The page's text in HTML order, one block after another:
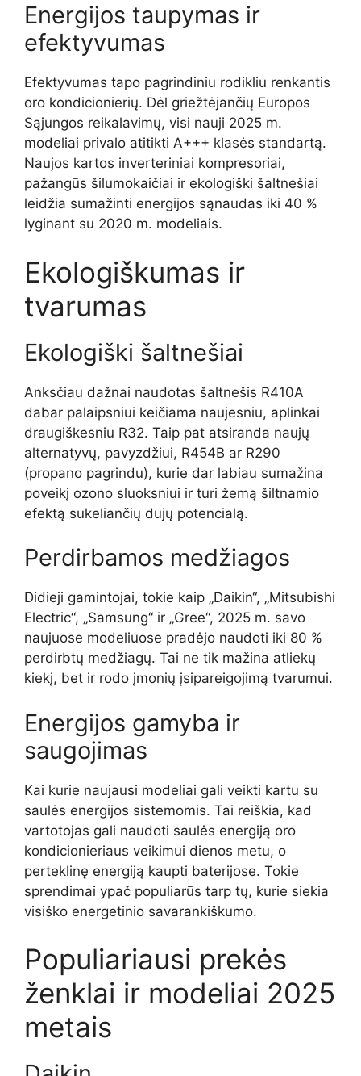
Energijos taupymas ir
efektyvumas
Efektyvumas tapo pagrindiniu rodikliu renkantis
oro kondicionierių. Dėl griežtėjančių Europos
Sąjungos reikalavimų, visi nauji 2025 m.
modeliai privalo atitikti A+++ klasės standartą.
Naujos kartos inverteriniai kompresoriai,
pažangūs šilumokaičiai ir ekologiški šaltnešiai
leidžia sumažinti energijos sąnaudas iki 40 %
lyginant su 2020 m. modeliais.
Ekologiškumas ir
tvarumas
Ekologiški šaltnešiai
Anksčiau dažnai naudotas šaltnešis R410A
dabar palaipsniui keičiama naujesniu, aplinkai
draugiškesniu R32. Taip pat atsiranda naujų
alternatyvų, pavyzdžiui, R454B ar R290
(propano pagrindu), kurie dar labiau sumažina
poveikį ozono sluoksniui ir turi žemą šiltnamio
efektą sukeliančių dujų potencialą.
Perdirbamos medžiagos
Didieji gamintojai, tokie kaip „Daikin“, „Mitsubishi
Electric“, „Samsung“ ir „Gree“, 2025 m. savo
naujuose modeliuose pradėjo naudoti iki 80 %
perdirbtų medžiagų. Tai ne tik mažina atliekų
kiekį, bet ir rodo įmonių įsipareigojimą tvarumui.
Energijos gamyba ir
saugojimas
Kai kurie naujausi modeliai gali veikti kartu su
saulės energijos sistemomis. Tai reiškia, kad
vartotojas gali naudoti saulės energiją oro
kondicionieriaus veikimui dienos metu, o
perteklinę energiją kaupti baterijose. Tokie
sprendimai ypač populiarūs tarp tų, kurie siekia
visiško energetinio savarankiškumo.
Populiariausi prekės
ženklai ir modeliai 2025
metais